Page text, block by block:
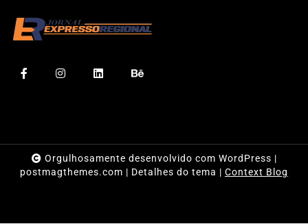
Orgulhosamente desenvolvido com WordPress |
postmagthemes.com | Detalhes do tema | Context Blog